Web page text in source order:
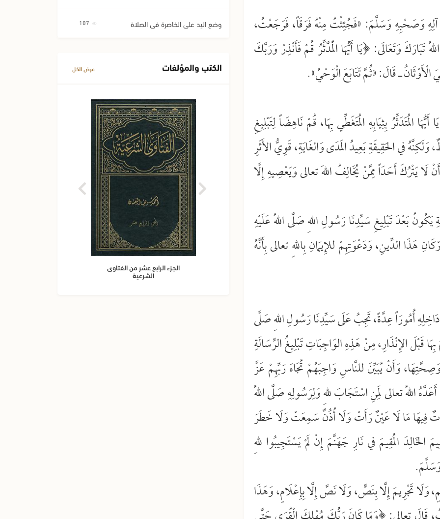
آلِهِ وَصَحْبِهِ وَسَلَّمَ: «فَجُئِثْتُ مِنْهُ فَرَقَاً، فَرَجَعْتُ،
تَبَارَكَ وَتَعَالَى: ﴿يَا أَيُّهَا الْمُدَّثِّرُ قُمْ فَأَنْذِرْ وَرَبَّكَ
ـ قَالَ: «ثُمَّ تَتَابَعَ الْوَحْيُ».
المُتَدَثِّرُ بِثِيَابِهِ المُتَغَطِّي بِهَا، قُمْ نَاهِضَاً لِتَبْلِيغِ
في الحَقِيقَةِ بَعِيدُ المَدَى وَالغَايَةِ، قَوِيُّ الأَثَرِ
لَا يَتْرُكَ أَحَدَاً مِمَّنْ يُخَالِفُ اللهَ تعالى وَيَعْصِيهِ إِلَّا
يَكُونُ بَعْدَ تَبْلِيغِ سَيِّدِنَا رَسُولِ اللهِ صَلَّى اللهُ عَلَيْهِ
هَذَا الدِّينِ، وَدَعْوَتِهِمْ للإِيمَانِ بِاللهِ تعالى بِأَنَّهُ
أُمُورَاً عِدَّةً، تَجِبُ عَلَى سَيِّدِنَا رَسُولِ اللهِ صَلَّى
قَبْلَ الإِنْذَارِ، مِنْ هَذِهِ الوَاجِبَاتِ تَبْلِيغُ الرِّسَالَةِ
وَأَنْ يُبَيِّنَ للنَّاسِ وَاجِبَهُمْ تُجَاهَ رَبِّهِمْ عَزَّ
اللهُ تعالى لِمَنِ اسْتَجَابَ للهِ وَلِرَسُولِهِ صَلَّى اللهُ
فِيهَا مَا لَا عَيْنٌ رَأَتْ وَلَا أُذُنٌ سَمِعَتْ وَلَا خَطَرَ
المُقِيمَ في نَارِ جَهَنَّمَ إِنْ لَمْ يَسْتَجِيبُوا للهِ
وَلَا تَجْرِيمَ إِلَّا بِنَصٍّ، وَلَا نَصَّ إِلَّا بِإِعْلَامٍ، وَهَذَا
وضع اليد على الخاصرة في الصلاة
الكتب والمؤلفات عرض الكل
الجزء الرابع عشر من الفتاوى
الشرعية